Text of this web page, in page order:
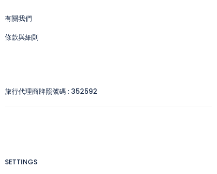
有關我們
條款與細則
旅行代理商牌照號碼 : 352592
SETTINGS